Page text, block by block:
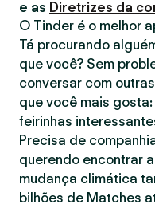
e as Diretrizes da
O Tinder é o melhor
Tá procurando
que você? Sem
conversar com
que você mais
feirinhas
Precisa de
querendo encontrar
mudança climática
bilhões de Matches